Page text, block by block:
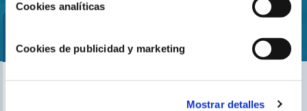
Cookies analíticas
Cookies de publicidad y marketing
Mostrar detalles
Encuentra nuestro distribuidor más cercano